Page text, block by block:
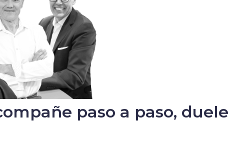
paso a paso, duele